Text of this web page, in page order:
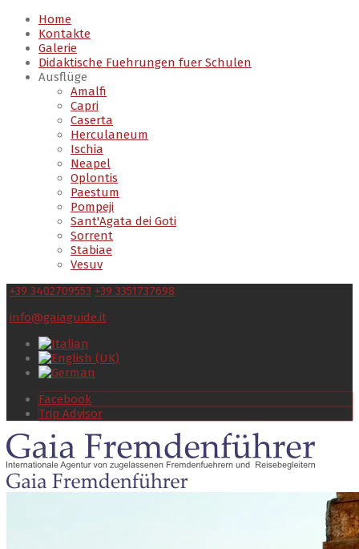
Home
Kontakte
Galerie
Didaktische Fuehrungen fuer Schulen
Ausflüge
Amalfi
Capri
Caserta
Herculaneum
Ischia
Neapel
Oplontis
Paestum
Pompeji
Sant'Agata dei Goti
Sorrent
Stabiae
Vesuv
+39 3402709553 +39 3351737698
info@gaiaguide.it
Facebook
Trip Advisor